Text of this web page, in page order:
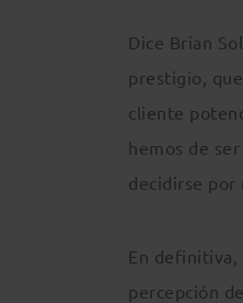
Dice Brian
prestigio,
cliente
hemos de
decidirse
En definitiva,
percepción